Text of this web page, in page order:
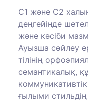
C1 және C2
деңгейінде
және кәсіби
Ауызша сөйлеу
тілінің
семантикалық,
ғылыми